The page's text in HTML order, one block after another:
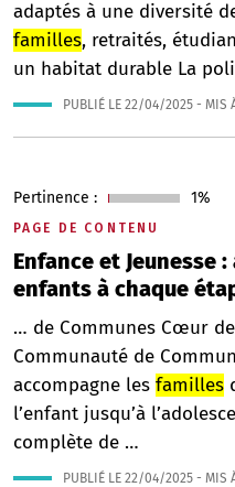
adaptés à une diversité
familles, retraités,
un habitat durable La
PUBLIÉ LE 22/04/2025 - MIS
PAGE DE CONTENU
Enfance et Jeunesse
enfants à chaque
Pertinence : 1%
… de Communes Cœur
Communauté de
accompagne les familles
l’enfant jusqu’à
complète de …
PUBLIÉ LE 22/04/2025 - MIS